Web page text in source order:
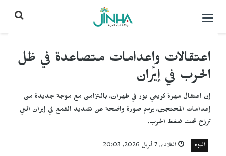
التحكم
اعتقالات وإعدامات متصاعدة في ظل
الحرب في إيران
إن اعتقال مهرة كريمي بور في طهران، بالتزامن مع موجة جديدة من
إعدامات المحتجين، يرسم صورة واضحة عن تشديد القمع في إيران التي
ترزح تحت ضغط الحرب.
اليوم الثلاثاء, 7 أبريل 2026, 20:03